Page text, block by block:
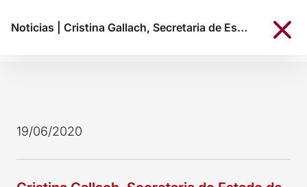
Noticias Cristina Gallach, Secretaria de Estado de Asuntos Exteriores y para Iberoamérica y el Caribe, participa en Encuentros Kreab
19/06/2020